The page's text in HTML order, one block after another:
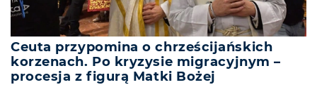
Ceuta przypomina o chrześcijańskich
korzenach. Po kryzysie migracyjnym –
procesja z figurą Matki Bożej